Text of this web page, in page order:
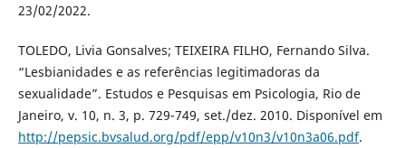
23/02/2022.
TOLEDO, Livia Gonsalves; TEIXEIRA FILHO, Fernando Silva.
“Lesbianidades e as referências legitimadoras da
sexualidade”. Estudos e Pesquisas em Psicologia, Rio de
Janeiro, v. 10, n. 3, p. 729-749, set./dez. 2010. Disponível em
http://pepsic.bvsalud.org/pdf/epp/v10n3/v10n3a06.pdf.